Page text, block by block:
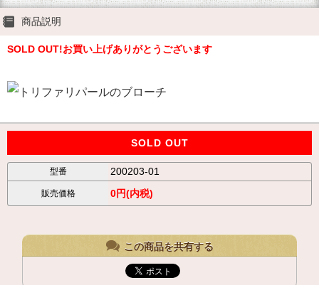
商品説明
SOLD OUT!お買い上げありがとうございます
SOLD OUT
型番 200203-01
販売価格 0円(内税)
この商品を共有する